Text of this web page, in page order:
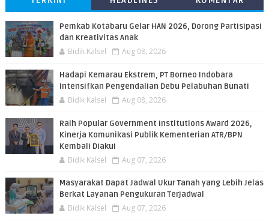
Pemkab Kotabaru Gelar HAN 2026, Dorong Partisipasi
dan Kreativitas Anak
Bidik Kalsel Aug 08, 2026
​Hadapi Kemarau Ekstrem, PT Borneo Indobara
Intensifkan Pengendalian Debu Pelabuhan Bunati
Bidik Kalsel Aug 08, 2026
Raih Popular Government Institutions Award 2026,
Kinerja Komunikasi Publik Kementerian ATR/BPN
Kembali Diakui
Bidik Kalsel Aug 07, 2026
Masyarakat Dapat Jadwal Ukur Tanah yang Lebih Jelas
Berkat Layanan Pengukuran Terjadwal
Bidik Kalsel Aug 07, 2026